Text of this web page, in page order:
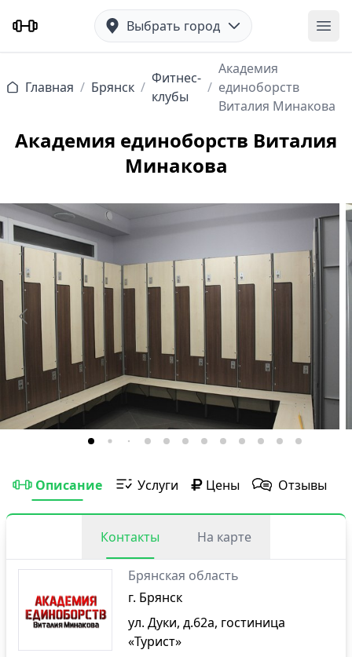
Выбрать город
Главная / Брянск /
Фитнес-
клубы
/
Академия
единоборств
Виталия Минакова
Академия единоборств Виталия
Минакова
Описание Услуги Цены Отзывы
Контакты На карте
Брянская область
г. Брянск
ул. Дуки, д.62а, гостиница
«Турист»